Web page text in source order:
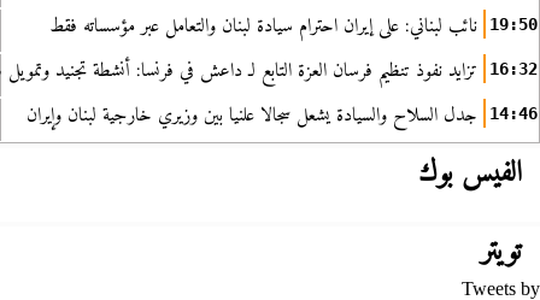
19:50 نائب لبناني: على إيران احترام سيادة لبنان والتعامل عبر مؤسساته فقط
16:32 تزايد نفوذ تنظيم فرسان العزة التابع لـ داعش في فرنسا: أنشطة تجنيد
14:46 جدل السلاح والسيادة يشعل سجالا علنيا بين وزيري خارجية لبنان وإيران
الفيس بوك
تويتر
Tweets by